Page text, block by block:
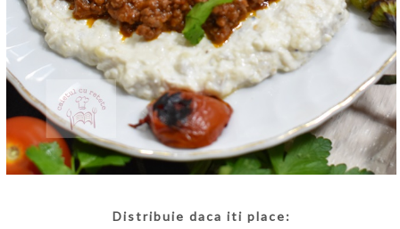
Distribuie daca iti place: